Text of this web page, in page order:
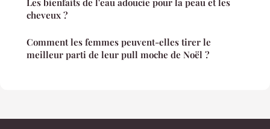
Les bienfaits de l'eau adoucie pour la peau et les
cheveux ?
Comment les femmes peuvent-elles tirer le
meilleur parti de leur pull moche de Noël ?